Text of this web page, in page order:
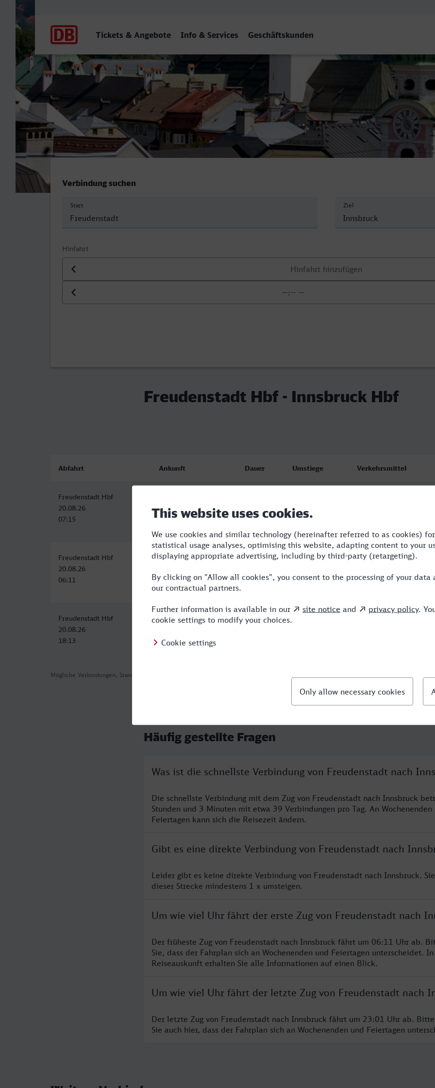
Tickets & Angebote Info & Services Geschäftskunden
Freudenstadt Hbf - Innsbruck Hbf
Verbindung suchen
Start Ziel
Hinfahrt
Datum der Hinfahrt
Uhrzeit der Hinfahrt
Freudenstadt Hbf - Innsbruck Hbf
Mögliche Verbindungen, Stand: 2026-08-06 07:46
Abfahrt Ankunft Dauer Umstiege Verkehrsmittel
Freudenstadt Hbf
20.08.26
07:15
20.08.26
13:18
Freudenstadt Hbf
20.08.26
06:11
Innsbruck Hbf
13:18
7:07 2 RE,RJ,ICE
Freudenstadt Hbf
20.08.26
18:13
Innsbruck Hbf
05:40
11:27
Häufig gestellte Fragen
Was ist die schnellste Verbindung von Freudenstadt nach
Die schnellste Verbindung mit dem Zug von Freudenstadt nach Innsbruck
Stunden und 3 Minuten mit etwa 39 Verbindungen pro Tag. An Wochenenden
Feiertagen kann sich die Reisezeit ändern.
Gibt es eine direkte Verbindung von Freudenstadt nach
Leider gibt es keine direkte Verbindung von Freudenstadt nach Innsbruck.
dieser Strecke mindestens 1 x umsteigen.
Um wie viel Uhr fährt der erste Zug von Freudenstadt nach
Der früheste Zug von Freudenstadt nach Innsbruck fährt um 06:11 Uhr ab.
Sie, dass der Fahrplan sich an Wochenenden und Feiertagen unterscheidet.
Reiseauskunft erhalten Sie alle Informationen auf einen Blick.
Um wie viel Uhr fährt der letzte Zug von Freudenstadt nach
Der letzte Zug von Freudenstadt nach Innsbruck fährt um 23:01 Uhr ab.
Sie auch hier, dass der Fahrplan sich an Wochenenden und Feiertagen